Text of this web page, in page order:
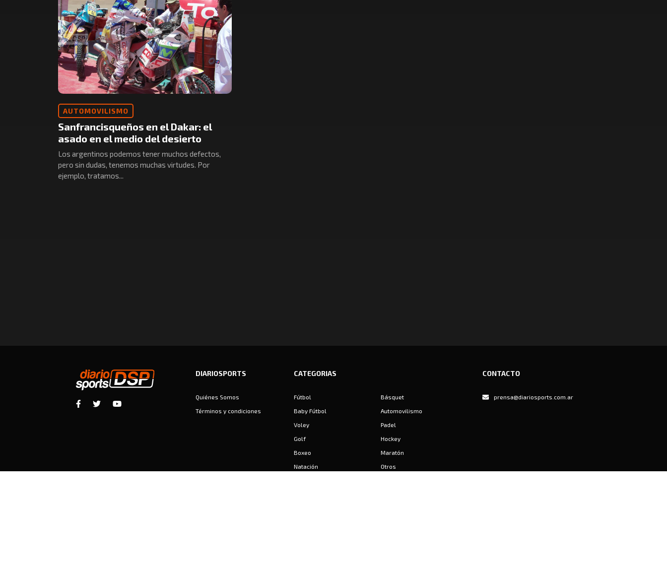
AUTOMOVILISMO
Sanfrancisqueños en el Dakar: el
asado en el medio del desierto
Los argentinos podemos tener muchos defectos,
pero sin dudas, tenemos muchas virtudes. Por
ejemplo, tratamos...
DIARIOSPORTS
Quiénes Somos
Términos y condiciones
CATEGORIAS
Fútbol
Básquet
Baby Fútbol
Automovilismo
Voley
Padel
Golf
Hockey
Boxeo
Maratón
Natación
Otros
CONTACTO
prensa@diariosports.com.ar